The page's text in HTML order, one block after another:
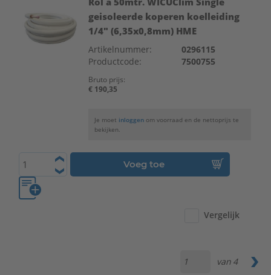
geisoleerde koperen koelleiding
1/4" (6,35x0,8mm) HME
Artikelnummer:
0296115
Productcode:
7500755
Bruto prijs:
€ 190,35
Je moet inloggen om voorraad en de nettoprijs te
bekijken.
Voeg toe
Vergelijk
van 4